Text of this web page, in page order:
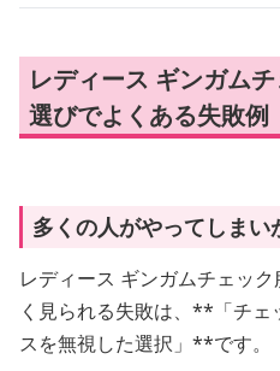
レディース ギンガム
選びでよくある失敗例
多くの人がやってしまい
レディース ギンガムチェッ
く見られる失敗は、**「チェ
スを無視した選択」**です。